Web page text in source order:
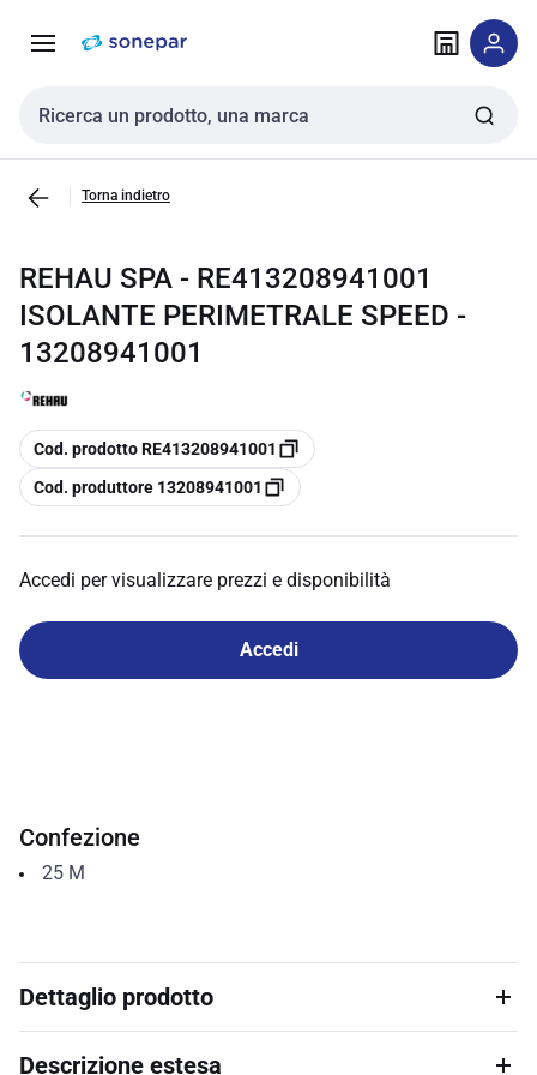
navigazione alla
Cerca input
Torna indietro
REHAU SPA - RE413208941001
ISOLANTE PERIMETRALE SPEED -
13208941001
copia
Cod. prodotto RE413208941001
copia
Cod. produttore 13208941001
Accedi per visualizzare prezzi e disponibilità
Accedi
Confezione
25 M
Dettaglio prodotto
Descrizione estesa